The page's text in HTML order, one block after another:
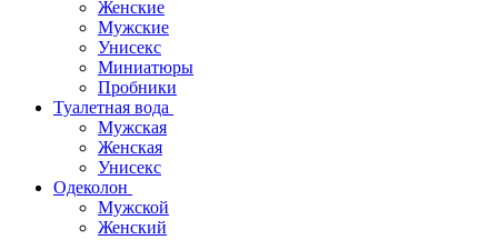
Женские
Мужские
Унисекс
Миниатюры
Пробники
Туалетная вода
Мужская
Женская
Унисекс
Одеколон
Мужской
Женский